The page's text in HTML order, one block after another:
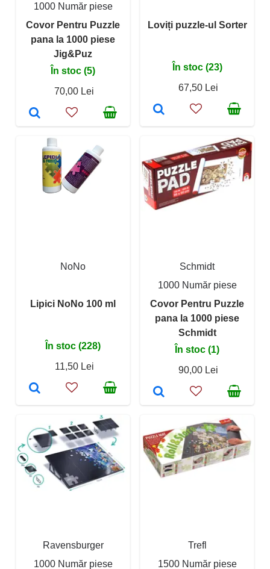
1000 Număr piese
Covor Pentru Puzzle
pana la 1000 piese
Jig&Puz
În stoc (5)
70,00 Lei
Loviți puzzle-ul Sorter
În stoc (23)
67,50 Lei
NoNo
Lipici NoNo 100 ml
În stoc (228)
11,50 Lei
Schmidt
1000 Număr piese
Covor Pentru Puzzle
pana la 1000 piese
Schmidt
În stoc (1)
90,00 Lei
Ravensburger
1000 Număr piese
Trefl
1500 Număr piese